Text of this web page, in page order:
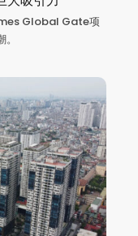
Global Gate项